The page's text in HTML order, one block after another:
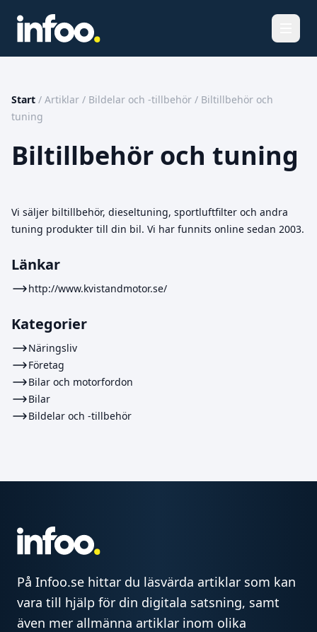
Start / Artiklar / Bildelar och -tillbehör / Biltillbehör och
tuning
Biltillbehör och tuning
Vi säljer biltillbehör, dieseltuning, sportluftfilter och andra
tuning produkter till din bil. Vi har funnits online sedan 2003.
Länkar
http://www.kvistandmotor.se/
Kategorier
Näringsliv
Företag
Bilar och motorfordon
Bilar
Bildelar och -tillbehör
På Infoo.se hittar du läsvärda artiklar som kan
vara till hjälp för din digitala satsning, samt
även mer allmänna artiklar inom olika